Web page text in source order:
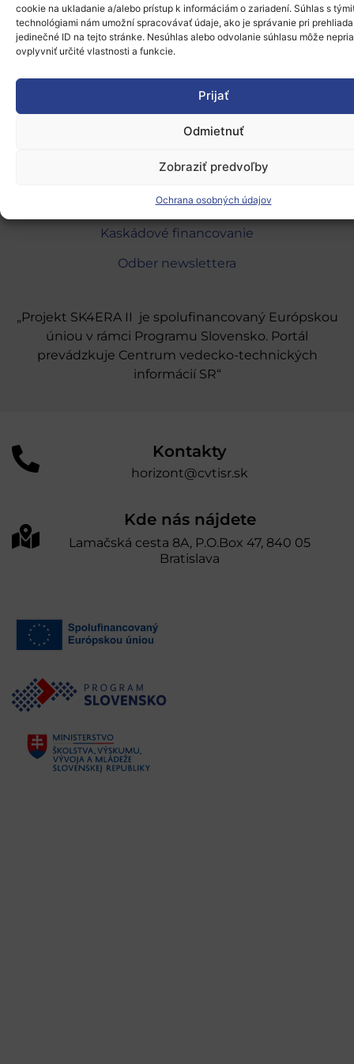
cookie na ukladanie a/alebo prístup k informáciám o zariadení. Súhlas s
technológiami nám umožní spracovávať údaje, ako je správanie pri
jedinečné ID na tejto stránke. Nesúhlas alebo odvolanie súhlasu môže
ovplyvniť určité vlastnosti a funkcie.
Prijať
Odmietnuť
Zobraziť predvoľby
Ochrana osobných údajov
O programe
Partneri do konzorcií
Aktuálne otvorené výzvy
Kaskádové financovanie
Odber newslettera
„Projekt SK4ERA II je spolufinancovaný Európskou
úniou v rámci Programu Slovensko. Portál
prevádzkuje Centrum vedecko-technických
informácií SR“
Kontakty
horizont@cvtisr.sk
Kde nás nájdete
Lamačská cesta 8A, P.O.Box 47, 840 05
Bratislava